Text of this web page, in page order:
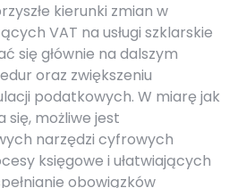
kierunki zmian w
VAT na usługi szklarskie
się głównie na dalszym
oraz zwiększeniu
podatkowych. W miarę jak
się, możliwe jest
narzędzi cyfrowych
księgowe i ułatwiających
obowiązków